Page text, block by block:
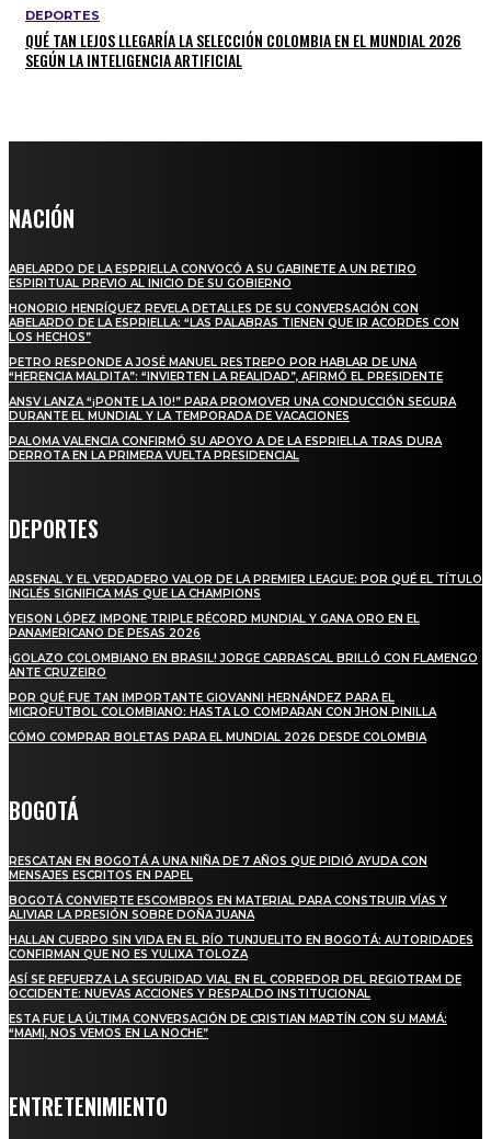
DEPORTES
QUÉ TAN LEJOS LLEGARÍA LA SELECCIÓN COLOMBIA EN EL MUNDIAL 2026
SEGÚN LA INTELIGENCIA ARTIFICIAL
NACIÓN
ABELARDO DE LA ESPRIELLA CONVOCÓ A SU GABINETE A UN RETIRO
ESPIRITUAL PREVIO AL INICIO DE SU GOBIERNO
HONORIO HENRÍQUEZ REVELA DETALLES DE SU CONVERSACIÓN CON
ABELARDO DE LA ESPRIELLA: “LAS PALABRAS TIENEN QUE IR ACORDES CON
LOS HECHOS”
PETRO RESPONDE A JOSÉ MANUEL RESTREPO POR HABLAR DE UNA
“HERENCIA MALDITA”: “INVIERTEN LA REALIDAD”, AFIRMÓ EL PRESIDENTE
ANSV LANZA “¡PONTE LA 10!” PARA PROMOVER UNA CONDUCCIÓN SEGURA
DURANTE EL MUNDIAL Y LA TEMPORADA DE VACACIONES
PALOMA VALENCIA CONFIRMÓ SU APOYO A DE LA ESPRIELLA TRAS DURA
DERROTA EN LA PRIMERA VUELTA PRESIDENCIAL
DEPORTES
ARSENAL Y EL VERDADERO VALOR DE LA PREMIER LEAGUE: POR QUÉ EL TÍTULO
INGLÉS SIGNIFICA MÁS QUE LA CHAMPIONS
YEISON LÓPEZ IMPONE TRIPLE RÉCORD MUNDIAL Y GANA ORO EN EL
PANAMERICANO DE PESAS 2026
¡GOLAZO COLOMBIANO EN BRASIL! JORGE CARRASCAL BRILLÓ CON FLAMENGO
ANTE CRUZEIRO
POR QUÉ FUE TAN IMPORTANTE GIOVANNI HERNÁNDEZ PARA EL
MICROFUTBOL COLOMBIANO: HASTA LO COMPARAN CON JHON PINILLA
CÓMO COMPRAR BOLETAS PARA EL MUNDIAL 2026 DESDE COLOMBIA
BOGOTÁ
RESCATAN EN BOGOTÁ A UNA NIÑA DE 7 AÑOS QUE PIDIÓ AYUDA CON
MENSAJES ESCRITOS EN PAPEL
BOGOTÁ CONVIERTE ESCOMBROS EN MATERIAL PARA CONSTRUIR VÍAS Y
ALIVIAR LA PRESIÓN SOBRE DOÑA JUANA
HALLAN CUERPO SIN VIDA EN EL RÍO TUNJUELITO EN BOGOTÁ: AUTORIDADES
CONFIRMAN QUE NO ES YULIXA TOLOZA
ASÍ SE REFUERZA LA SEGURIDAD VIAL EN EL CORREDOR DEL REGIOTRAM DE
OCCIDENTE: NUEVAS ACCIONES Y RESPALDO INSTITUCIONAL
ESTA FUE LA ÚLTIMA CONVERSACIÓN DE CRISTIAN MARTÍN CON SU MAMÁ:
“MAMI, NOS VEMOS EN LA NOCHE”
ENTRETENIMIENTO